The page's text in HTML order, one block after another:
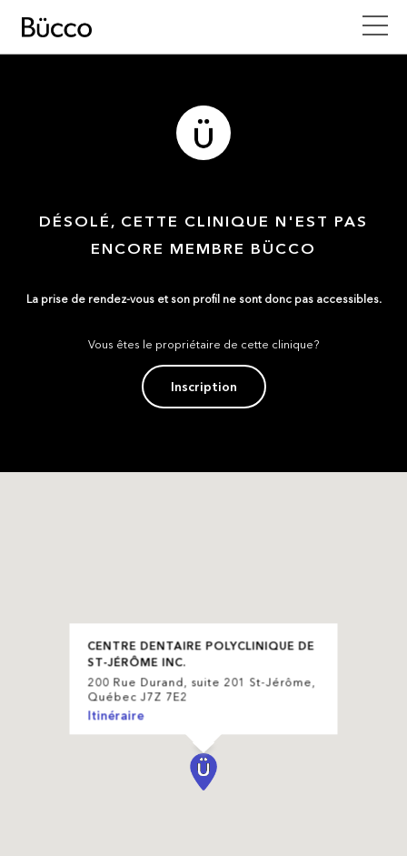
DÉSOLÉ, CETTE CLINIQUE N'EST PAS
ENCORE MEMBRE BÜCCO
La prise de rendez-vous et son profil ne sont donc pas accessibles.
Vous êtes le propriétaire de cette clinique?
Inscription
CENTRE DENTAIRE POLYCLINIQUE DE
ST-JÉRÔME INC.
200 Rue Durand, suite 201 St-Jérôme,
Québec J7Z 7E2
Itinéraire